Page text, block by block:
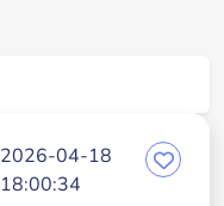
2026-04-18
18:00:34